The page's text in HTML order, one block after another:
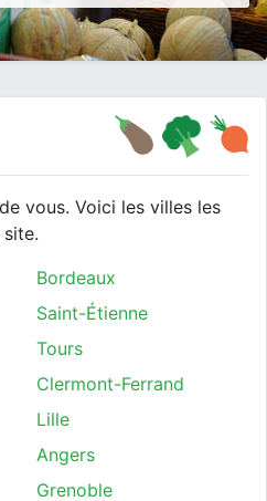
vous. Voici les villes les
Bordeaux
Saint-Étienne
Tours
Clermont-Ferrand
Lille
Angers
Grenoble